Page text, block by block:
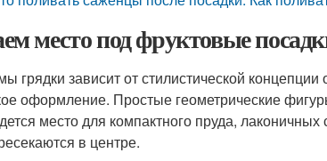
место под фруктовые
грядки зависит от стилистической
оформление. Простые геометрические
место для компактного пруда,
в центре.